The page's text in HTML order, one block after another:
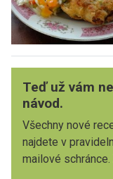
Teď už vám
návod.
Všechny nové
najdete v
mailové schránce.